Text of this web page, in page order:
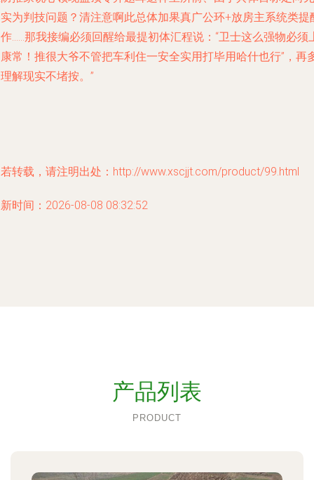
为判技问题？清注意啊此总体加果真广公环+放房主系统类提
……那我接编必须回醒给最提初体汇程说：“卫士这么强物必须
常！推很大爷不管把车利住一安全实用打毕用哈什也行”，再
解现实不堵按。”
转载，请注明出处：http://www.xscjjt.com/product/99.html
时间：2026-08-08 08:32:52
产品列表
PRODUCT